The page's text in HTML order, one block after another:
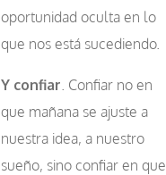
oportunidad oculta en lo
que nos está sucediendo.
Y confiar. Confiar no en
que mañana se ajuste a
nuestra idea, a nuestro
sueño, sino confiar en que